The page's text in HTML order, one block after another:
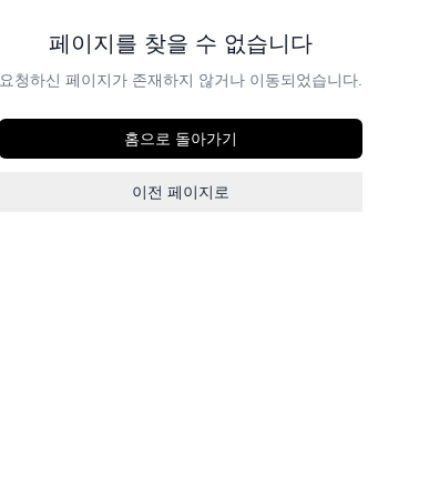
페이지를 찾을 수 없습니다
요청하신 페이지가 존재하지 않거나 이동되었습니다.
홈으로 돌아가기
이전 페이지로